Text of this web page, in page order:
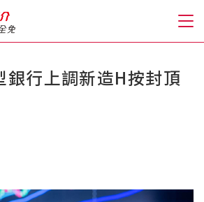
銀行上調新造H按封頂